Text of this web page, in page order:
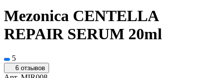
Mezonica CENTELLA
REPAIR SERUM 20ml
5
6 отзывов